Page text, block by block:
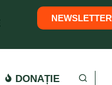
NEWSLETTER
DONAȚIE